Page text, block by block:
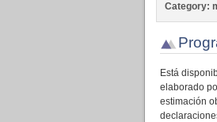
Category:
Está
elaborado
estimación